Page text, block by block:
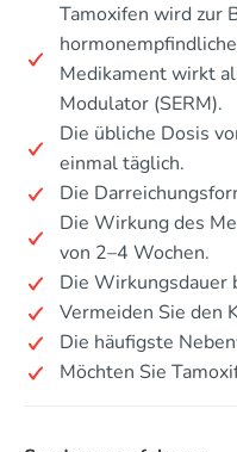
Tamoxifen wird zur
Medikament wirkt
Modulator (SERM).
Die übliche Dosis
einmal täglich.
Die
Die Wirkung des
von 2–4 Wochen.
Die Wirkungsdauer
Vermeiden Sie den
Die häufigste
Möchten Sie